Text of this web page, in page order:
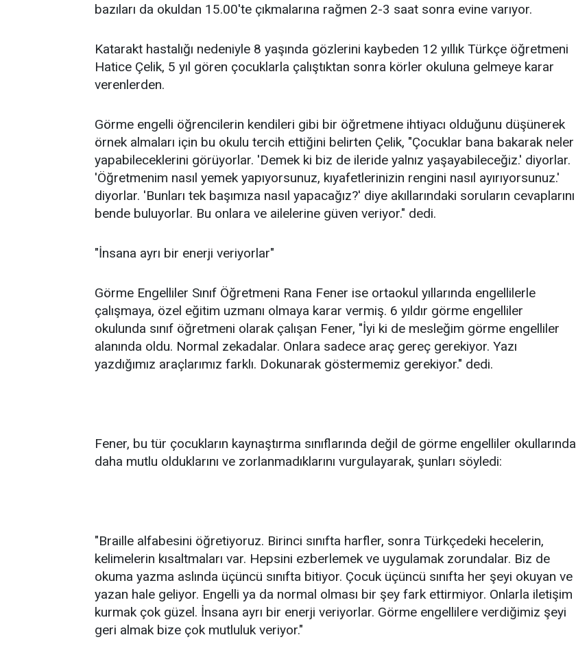
bazıları da okuldan 15.00'te çıkmalarına rağmen 2-3 saat sonra evine varıyor.
Katarakt hastalığı nedeniyle 8 yaşında gözlerini kaybeden 12 yıllık Türkçe öğretmeni
Hatice Çelik, 5 yıl gören çocuklarla çalıştıktan sonra körler okuluna gelmeye karar
verenlerden.
Görme engelli öğrencilerin kendileri gibi bir öğretmene ihtiyacı olduğunu düşünerek
örnek almaları için bu okulu tercih ettiğini belirten Çelik, "Çocuklar bana bakarak neler
yapabileceklerini görüyorlar. 'Demek ki biz de ileride yalnız yaşayabileceğiz.' diyorlar.
'Öğretmenim nasıl yemek yapıyorsunuz, kıyafetlerinizin rengini nasıl ayırıyorsunuz.'
diyorlar. 'Bunları tek başımıza nasıl yapacağız?' diye akıllarındaki soruların cevaplarını
bende buluyorlar. Bu onlara ve ailelerine güven veriyor." dedi.
"İnsana ayrı bir enerji veriyorlar"
Görme Engelliler Sınıf Öğretmeni Rana Fener ise ortaokul yıllarında engellilerle
çalışmaya, özel eğitim uzmanı olmaya karar vermiş. 6 yıldır görme engelliler
okulunda sınıf öğretmeni olarak çalışan Fener, "İyi ki de mesleğim görme engelliler
alanında oldu. Normal zekadalar. Onlara sadece araç gereç gerekiyor. Yazı
yazdığımız araçlarımız farklı. Dokunarak göstermemiz gerekiyor." dedi.
Fener, bu tür çocukların kaynaştırma sınıflarında değil de görme engelliler okullarında
daha mutlu olduklarını ve zorlanmadıklarını vurgulayarak, şunları söyledi:
"Braille alfabesini öğretiyoruz. Birinci sınıfta harfler, sonra Türkçedeki hecelerin,
kelimelerin kısaltmaları var. Hepsini ezberlemek ve uygulamak zorundalar. Biz de
okuma yazma aslında üçüncü sınıfta bitiyor. Çocuk üçüncü sınıfta her şeyi okuyan ve
yazan hale geliyor. Engelli ya da normal olması bir şey fark ettirmiyor. Onlarla iletişim
kurmak çok güzel. İnsana ayrı bir enerji veriyorlar. Görme engellilere verdiğimiz şeyi
geri almak bize çok mutluluk veriyor."